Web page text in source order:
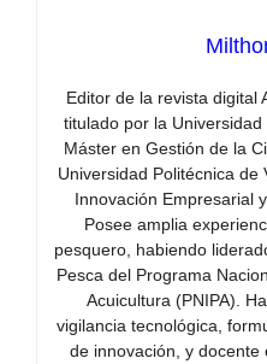
Editor de la revista digital
titulado por la
Máster en Gestión de la
Universidad Politécnica de
Innovación Empresarial
Posee amplia
pesquero, habiendo
Pesca del Programa
Acuicultura (PNIPA).
vigilancia tecnológica,
de innovación, y docente